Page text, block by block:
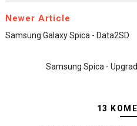
Newer Article
Samsung Galaxy Spica - Data2SD
Samsung Spica -
13